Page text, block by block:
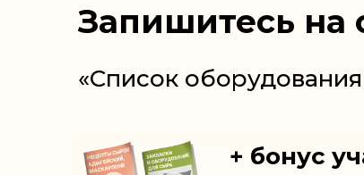
Запишитесь на
«Список
+ бонус